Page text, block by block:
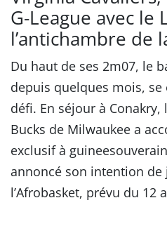
G-League avec le
l’antichambre de
Du haut de ses 2m07, le
depuis quelques mois,
défi. En séjour à Conakry,
Bucks de Milwaukee a
exclusif à
annoncé son intention de
l’Afrobasket, prévu du 12